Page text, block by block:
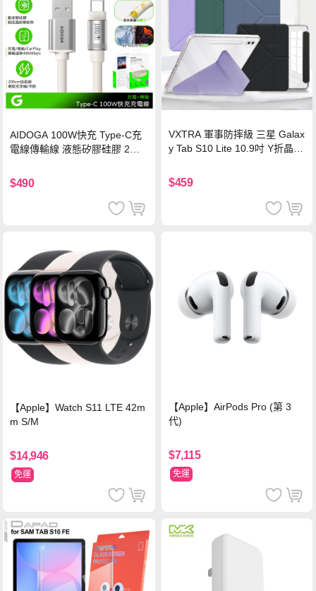
AIDOGA 100W快充 Type-C充
電線傳輸線 液態矽膠硅膠 2M
$490
VXTRA 軍事防摔級 三星 Galax
y Tab S10 Lite 10.9吋 Y折晶透
$459
【Apple】Watch S11 LTE 42m
m S/M
$14,946
免運
【Apple】AirPods Pro (第 3
代)
$7,115
免運